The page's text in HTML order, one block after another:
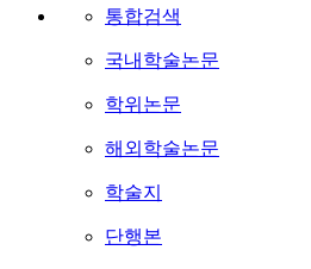
통합검색
국내학술논문
학위논문
해외학술논문
학술지
단행본